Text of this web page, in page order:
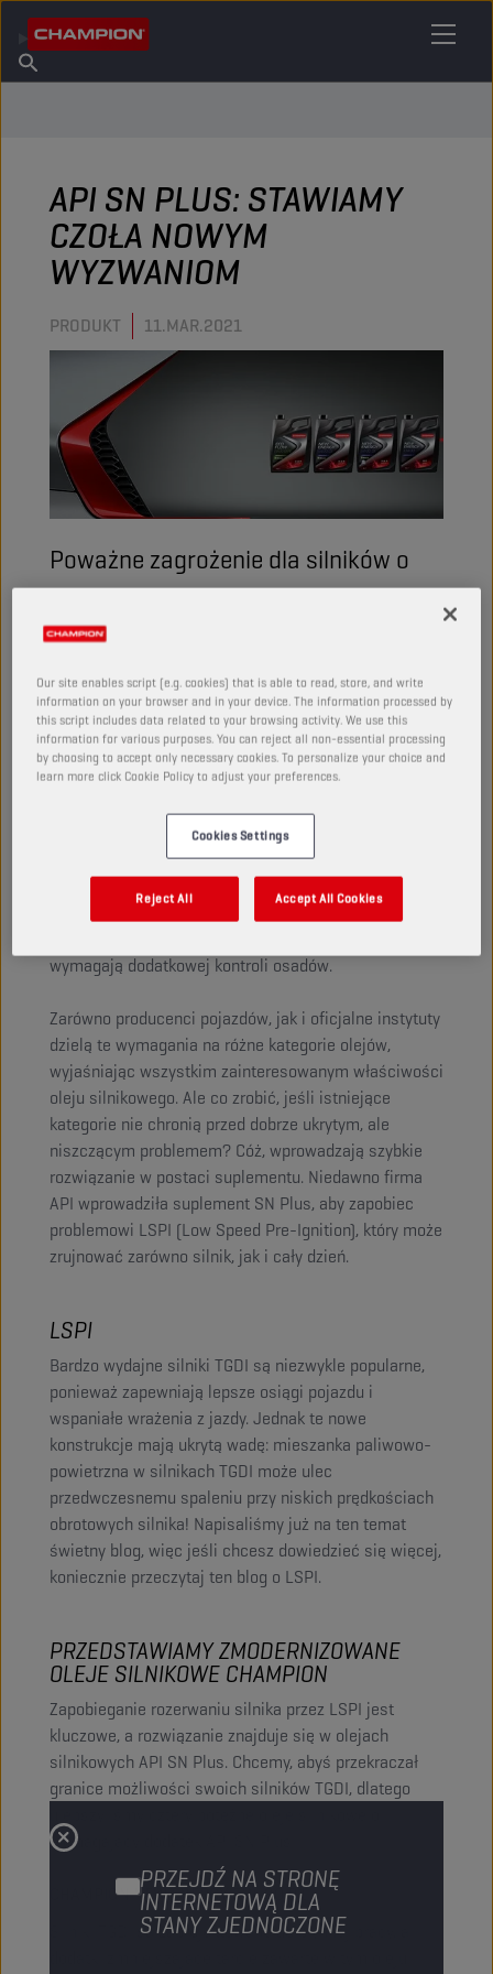
PRZEJDŹ NA STRONĘ
INTERNETOWĄ DLA
STANY ZJEDNOCZONE
O firmie Champion
Znajdź punkt sprzedaży
API SN PLUS: STAWIAMY
CZOŁA NOWYM
WYZWANIOM
PRODUKT 11.MAR.2021
Poważne zagrożenie dla silników o
wysokich osiągach doprowadziło do
opracowania suplementu API SN
Plus. Firma Champion
zmodernizowała już cztery produkty
tak, aby spełniały wysokie
wymagania SN Plus.
Zapewnienie, aby w każdym pojeździe znalazł się
właściwy olej silnikowy, jest sprawą złożoną. Niektóre
samochody mogą wymagać zwiększonej ochrony
wymagają dodatkowej kontroli osadów.
Zarówno producenci pojazdów, jak i oficjalne instytuty
dzielą te wymagania na różne kategorie olejów,
wyjaśniając wszystkim zainteresowanym właściwości
oleju silnikowego. Ale co zrobić, jeśli istniejące
kategorie nie chronią przed dobrze ukrytym, ale
niszczącym problemem? Cóż, wprowadzają szybkie
rozwiązanie w postaci suplementu. Niedawno firma
API wprowadziła suplement SN Plus, aby zapobiec
problemowi LSPI (Low Speed Pre-Ignition), który może
zrujnować zarówno silnik, jak i cały dzień.
LSPI
Bardzo wydajne silniki TGDI są niezwykle popularne,
ponieważ zapewniają lepsze osiągi pojazdu i
wspaniałe wrażenia z jazdy. Jednak te nowe
konstrukcje mają ukrytą wadę: mieszanka paliwowo-
powietrzna w silnikach TGDI może ulec
przedwczesnemu spaleniu przy niskich prędkościach
obrotowych silnika! Napisaliśmy już na ten temat
świetny blog, więc jeśli chcesz dowiedzieć się więcej,
koniecznie przeczytaj ten blog o LSPI.
PRZEDSTAWIAMY ZMODERNIZOWANE
OLEJE SILNIKOWE CHAMPION
Zapobieganie rozerwaniu silnika przez LSPI jest
kluczowe, a rozwiązanie znajduje się w olejach
silnikowych API SN Plus. Chcemy, abyś przekraczał
granice możliwości swoich silników TGDI, dlatego
wymagający dodatek API SN Plus!
CHAMPION NEW ENERGY 5W-30 D1
Silniki TGDI są zaprojektowane do płynnej pracy, a
Our site enables script (e.g. cookies) that is able to read, store, and write
information on your browser and in your device. The information processed by
this script includes data related to your browsing activity. We use this
information for various purposes. You can reject all non-essential processing
by choosing to accept only necessary cookies. To personalize your choice and
learn more click Cookie Policy to adjust your preferences.
Cookies Settings
Reject All Accept All Cookies